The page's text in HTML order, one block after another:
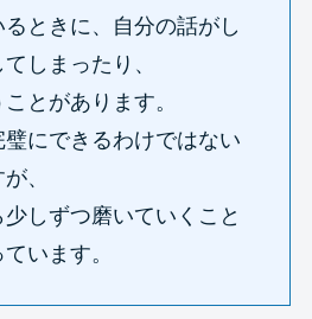
ときに、自分の話がし
しまったり、
とがあります。
にできるわけではない
、
しずつ磨いていくこと
います。